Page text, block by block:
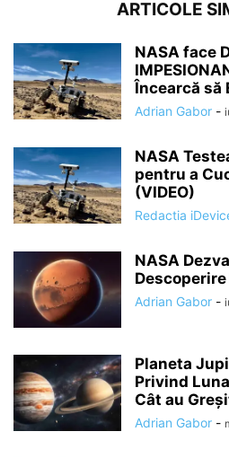
ARTICOLE
NASA face
Încearcă să
Adrian Gabor -
NASA
pentru a
(VIDEO)
Redactia
NASA
Adrian Gabor -
Planeta
Privind
Cât au
Adrian Gabor -